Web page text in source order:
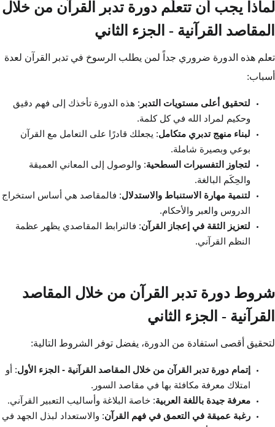
لماذا يجب أن تتعلّم دورة تدبر القرآن من خلال
المقاصد القرآنية - الجزء الثاني
تعلم هذه الدورة ضروري جداً لمن يطلب الرسوخ في تدبر القرآن لعدة
أسباب:
لتحقيق أعلى مستويات التدبر : هذه الدورة تأخذك إلى فهم دقيق
وحكيم لمراد الله في كل كلمة.
لبناء منهج تدبري متكامل: يجعلك قادرًا على التعامل مع القرآن
بوعي وبصيرة شاملة.
لتجاوز التفسيرات السطحية: والوصول إلى المعاني العميقة
والحِكَم البالغة.
لتنمية مهارة الاستنباط والاستدلال: فالمقاصد هي أساس استخراج
الدروس والعبر والأحكام.
لتعزيز الثقة في إعجاز القرآن: فالترابط المقاصدي يظهر عظمة
النظم القرآني.
شروط دورة تدبر القرآن من خلال المقاصد
القرآنية - الجزء الثاني
لتحقيق أقصى استفادة من الدورة، يفضل توفر الشروط التالية:
إتمام دورة تدبر القرآن من خلال المقاصد القرآنية - الجزء الأول: أو
امتلاك معرفة مكافئة بها في مقاصد السور.
معرفة جيدة باللغة العربية: خاصة البلاغة وأساليب التعبير القرآني.
رغبة عميقة في التعمق في فهم القرآن: والاستعداد لبذل الجهد في